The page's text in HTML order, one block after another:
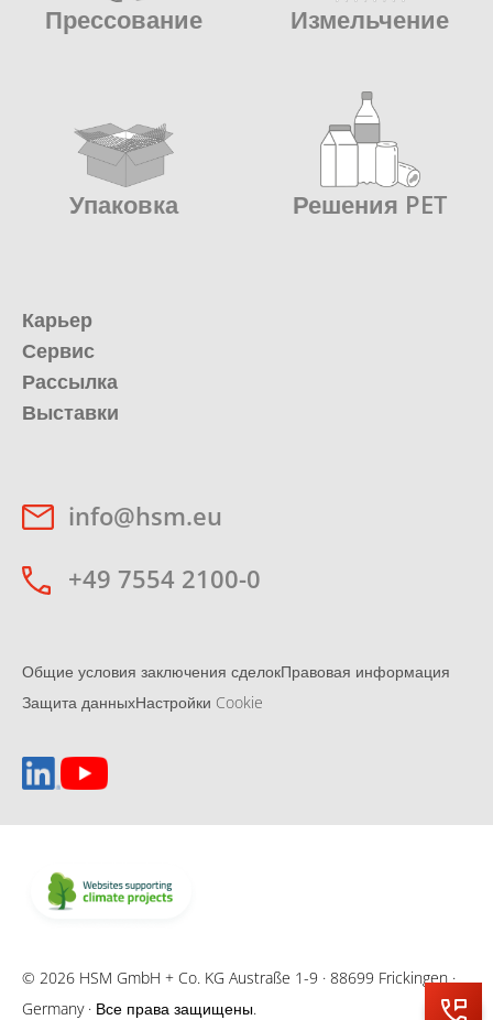
Прессование Измельчение
Упаковка Решения PET
Карьер
Сервис
Рассылка
Выставки
info@hsm.eu
+49 7554 2100-0
Общие условия заключения сделокПравовая информация
Защита данныхНастройки Cookie
© 2026 HSM GmbH + Co. KG Austraße 1-9 · 88699 Frickingen ·
Germany · Все права защищены.